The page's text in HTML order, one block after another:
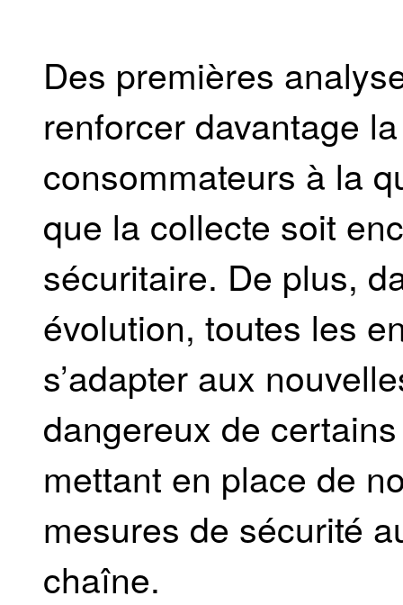
Des premières
renforcer davantage
consommateurs à la
que la collecte soit
sécuritaire. De plus,
évolution, toutes les
s’adapter aux
dangereux de
mettant en place de
mesures de sécurité
chaîne.